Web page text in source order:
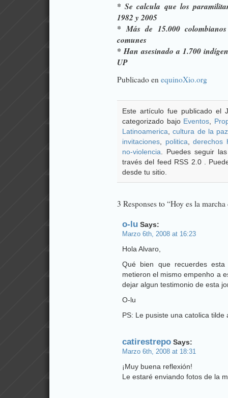
* Se calcula que los
1982 y 2005
* Más de 15.000
comunes
* Han asesinado a 1.700
UP
Publicado en equinoXio.org
Este artículo fue publicado el
categorizado bajo Eventos
Latinoamerica ,cultura de la paz
invitaciones
poli­tica
derechos
no-violencia . Puedes seguir
través del feed RSS 2.0 .
desde tu sitio.
3 Responses to “Hoy es la
o-lu Says:
Marzo 6th, 2008 at 16:23
Hola Alvaro,
Qué bien que recuerdes
metieron el mismo empenho a
dejar algun testimonio de esta
O-lu
PS: Le pusiste una catolica tilde
catirestrepo Says:
Marzo 6th, 2008 at 18:31
¡Muy buena reflexión!
Le estaré enviando fotos de la